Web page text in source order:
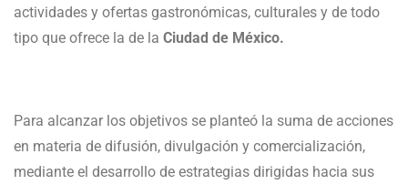
actividades y ofertas gastronómicas, culturales y de todo
tipo que ofrece la de la Ciudad de México.
Para alcanzar los objetivos se planteó la suma de acciones
en materia de difusión, divulgación y comercialización,
mediante el desarrollo de estrategias dirigidas hacia sus